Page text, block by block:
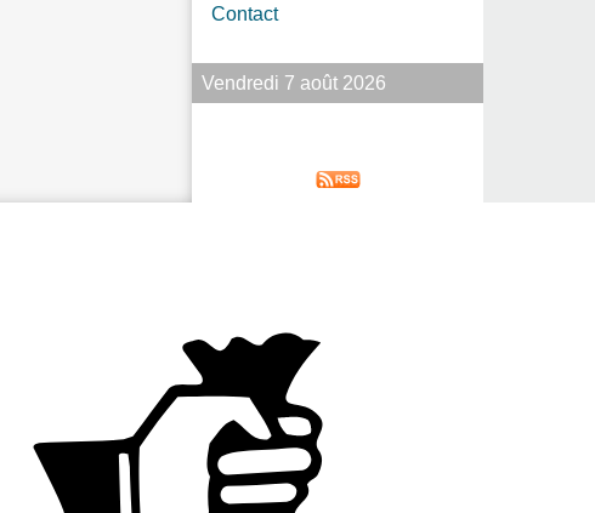
Contact
Vendredi 7 août 2026